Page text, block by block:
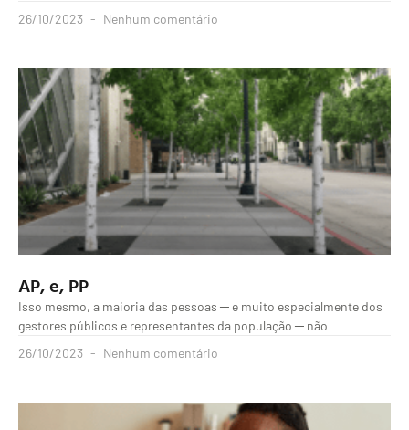
26/10/2023 Nenhum comentário
AP, e, PP
Isso mesmo, a maioria das pessoas ─ e muito especialmente dos
gestores públicos e representantes da população ─ não
26/10/2023
Nenhum comentário